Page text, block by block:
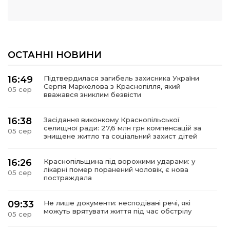
ОСТАННІ НОВИНИ
16:49
05 сер
Підтвердилася загибель захисника України
Сергія Маркелова з Краснопілля, який
вважався зниклим безвісти
16:38
05 сер
Засідання виконкому Краснопільської
селищної ради: 27,6 млн грн компенсацій за
знищене житло та соціальний захист дітей
16:26
05 сер
Краснопільщина під ворожими ударами: у
лікарні помер поранений чоловік, є нова
постраждала
09:33
05 сер
Не лише документи: несподівані речі, які
можуть врятувати життя під час обстрілу